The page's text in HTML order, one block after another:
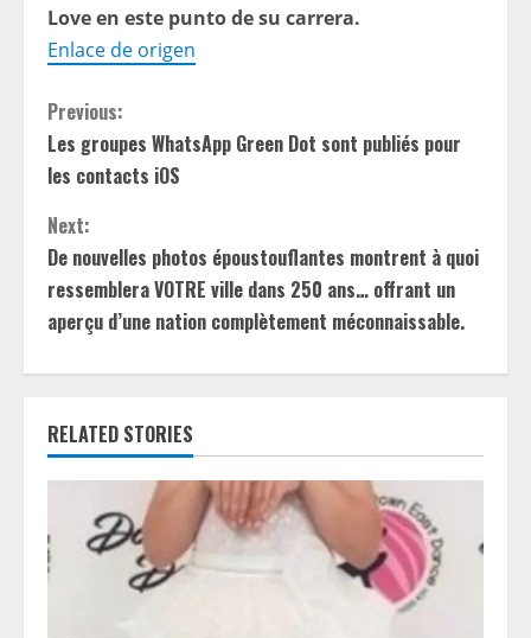
Love en este punto de su carrera.
Enlace de origen
C
o
n
t
i
n
u
e
e
Previous:
Les groupes WhatsApp Green Dot sont publiés pour
les contacts iOS
Next:
De nouvelles photos époustouflantes montrent à quoi
ressemblera VOTRE ville dans 250 ans… offrant un
aperçu d’une nation complètement méconnaissable.
RELATED STORIES